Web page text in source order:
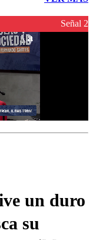
Señal 2
un duro
su